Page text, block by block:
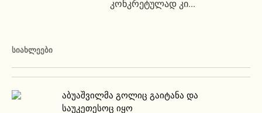
კონკრეტულად კი...
ᲡᲘᲐᲮᲚᲔᲔᲑᲘ
აბუაშვილმა გოლიც გაიტანა და
საუკეთესოც იყო